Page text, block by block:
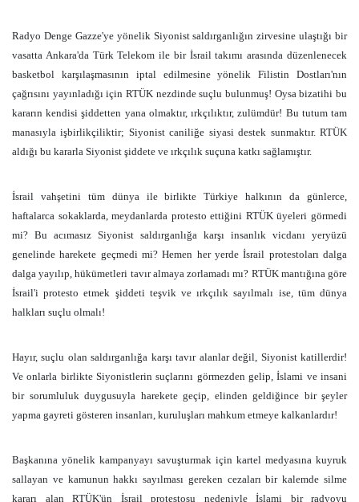
Radyo Denge Gazze'ye yönelik Siyonist saldırganlığın zirvesine ulaştığı bir
vasatta Ankara'da Türk Telekom ile bir İsrail takımı arasında düzenlenecek
basketbol karşılaşmasının iptal edilmesine yönelik Filistin Dostları'nın
çağrısını yayınladığı için RTÜK nezdinde suçlu bulunmuş! Oysa bizatihi bu
kararın kendisi şiddetten yana olmaktır, ırkçılıktır, zulümdür! Bu tutum tam
manasıyla işbirlikçiliktir; Siyonist caniliğe siyasi destek sunmaktır. RTÜK
aldığı bu kararla Siyonist şiddete ve ırkçılık suçuna katkı sağlamıştır.
İsrail vahşetini tüm dünya ile birlikte Türkiye halkının da günlerce,
haftalarca sokaklarda, meydanlarda protesto ettiğini RTÜK üyeleri görmedi
mi? Bu acımasız Siyonist saldırganlığa karşı insanlık vicdanı yeryüzü
genelinde harekete geçmedi mi? Hemen her yerde İsrail protestoları dalga
dalga yayılıp, hükümetleri tavır almaya zorlamadı mı? RTÜK mantığına göre
İsrail'i protesto etmek şiddeti teşvik ve ırkçılık sayılmalı ise, tüm dünya
halkları suçlu olmalı!
Hayır, suçlu olan saldırganlığa karşı tavır alanlar değil, Siyonist katillerdir!
Ve onlarla birlikte Siyonistlerin suçlarını görmezden gelip, İslami ve insani
bir sorumluluk duygusuyla harekete geçip, elinden geldiğince bir şeyler
yapma gayreti gösteren insanları, kuruluşları mahkum etmeye kalkanlardır!
Başkanına yönelik kampanyayı savuşturmak için kartel medyasına kuyruk
sallayan ve kamunun hakkı sayılması gereken cezaları bir kalemde silme
kararı alan RTÜK'ün İsrail protestosu nedeniyle İslami bir radyoyu